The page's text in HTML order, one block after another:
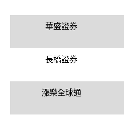
華盛證券
長橋證券
漲樂全球通